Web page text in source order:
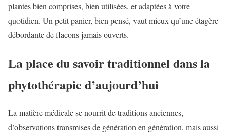
plantes bien comprises, bien utilisées, et adaptées à votre
quotidien. Un petit panier, bien pensé, vaut mieux qu’une étagère
débordante de flacons jamais ouverts.
La place du savoir traditionnel dans la
phytothérapie d’aujourd’hui
La matière médicale se nourrit de traditions anciennes,
d’observations transmises de génération en génération, mais aussi